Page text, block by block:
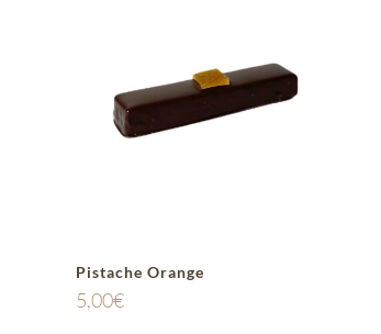
Pistache Orange
5,00€